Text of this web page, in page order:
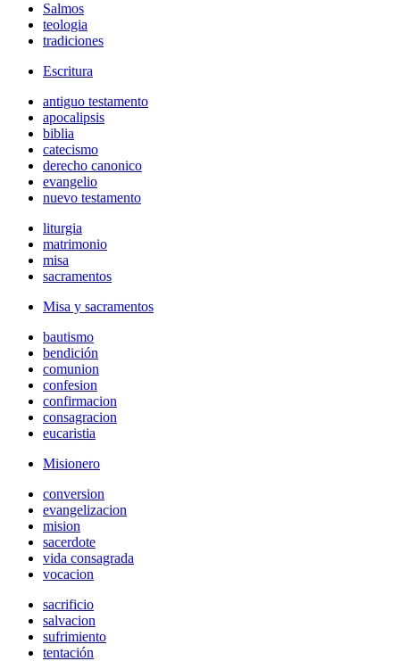
Salmos
teologia
tradiciones
Escritura
antiguo testamento
apocalipsis
biblia
catecismo
derecho canonico
evangelio
nuevo testamento
liturgia
matrimonio
misa
sacramentos
Misa y sacramentos
bautismo
bendición
comunion
confesion
confirmacion
consagracion
eucaristia
Misionero
conversion
evangelizacion
mision
sacerdote
vida consagrada
vocacion
sacrificio
salvacion
sufrimiento
tentación